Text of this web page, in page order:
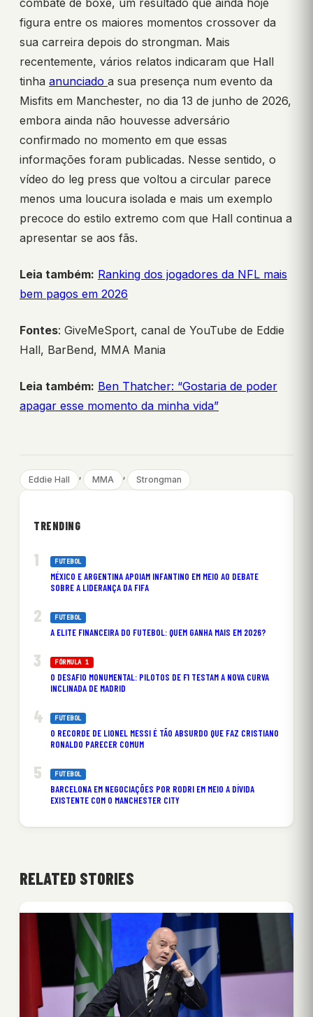
figura entre os maiores momentos crossover da
sua carreira depois do strongman. Mais
recentemente, vários relatos indicaram que Hall
tinha anunciado a sua presença num evento da
Misfits em Manchester, no dia 13 de junho de 2026,
embora ainda não houvesse adversário
confirmado no momento em que essas
informações foram publicadas. Nesse sentido, o
vídeo do leg press que voltou a circular parece
menos uma loucura isolada e mais um exemplo
precoce do estilo extremo com que Hall continua a
apresentar se aos fãs.
Leia também: Ranking dos jogadores da NFL mais
bem pagos em 2026
Fontes: GiveMeSport, canal de YouTube de Eddie
Hall, BarBend, MMA Mania
Leia também: Ben Thatcher: “Gostaria de poder
apagar esse momento da minha vida”
Eddie Hall , MMA , Strongman
TRENDING
FUTEBOL
MÉXICO E ARGENTINA APOIAM INFANTINO EM MEIO AO DEBATE
SOBRE A LIDERANÇA DA FIFA
FUTEBOL
A ELITE FINANCEIRA DO FUTEBOL: QUEM GANHA MAIS EM 2026?
FÓRMULA 1
O DESAFIO MONUMENTAL: PILOTOS DE F1 TESTAM A NOVA CURVA
INCLINADA DE MADRID
FUTEBOL
O RECORDE DE LIONEL MESSI É TÃO ABSURDO QUE FAZ CRISTIANO
RONALDO PARECER COMUM
FUTEBOL
BARCELONA EM NEGOCIAÇÕES POR RODRI EM MEIO A DÍVIDA
EXISTENTE COM O MANCHESTER CITY
RELATED STORIES